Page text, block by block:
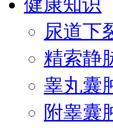
尿道下
精索静
睾丸囊
附睾囊